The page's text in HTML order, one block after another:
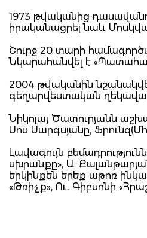
1973 թվականից
իրականացրել նաև
Շուրջ 20 տարի
Նկարահանվել է
2004 թվականին
գեղարվեստական
Նիկոլայ Ծատուրյանն
Սոս Սարգսյանը,
Լավագույն
սխրանքը», Ա.
երկինքեն երեք աթոռ
«Թռիչք», Ու․ Գիբսոնի